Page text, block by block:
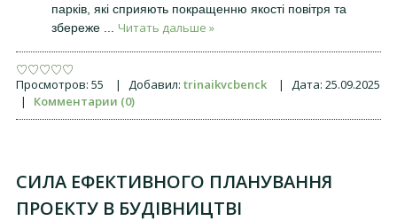
парків, які сприяють покращенню якості повітря та
збереже
Читать дальше »
Просмотров: 55 | Добавил: trinaikvcbenck | Дата: 25.09.2025
|
Комментарии (0)
СИЛА ЕФЕКТИВНОГО ПЛАНУВАННЯ
ПРОЕКТУ В БУДІВНИЦТВІ